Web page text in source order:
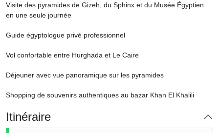
Visite des pyramides de Gizeh, du Sphinx et du Musée Égyptien
en une seule journée
Guide égyptologue privé professionnel
Vol confortable entre Hurghada et Le Caire
Déjeuner avec vue panoramique sur les pyramides
Shopping de souvenirs authentiques au bazar Khan El Khalili
Itinéraire